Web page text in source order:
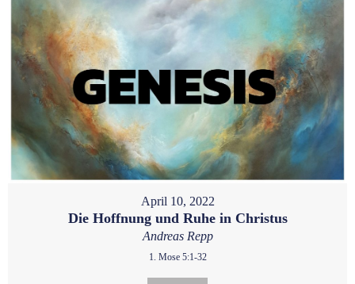
April 10, 2022
Die Hoffnung und Ruhe in Christus
Andreas Repp
1. Mose 5:1-32